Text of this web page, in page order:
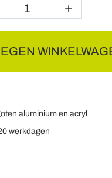
aluminium en acryl
werkdagen